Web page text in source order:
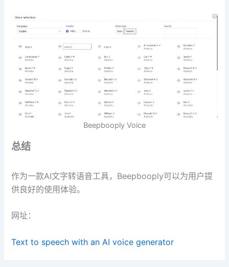
Beepbooply Voice
总结
作为一款AI文字转语音工具，Beepbooply可以为用户提
供良好的使用体验。
网址：
Text to speech with an AI voice generator